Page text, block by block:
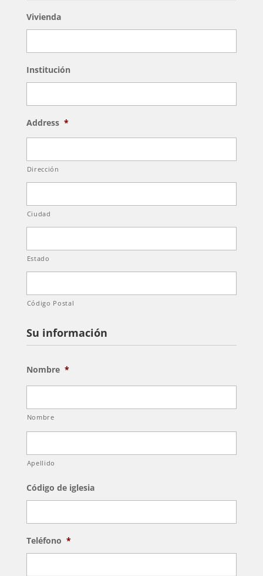
Vivienda
Institución
Address *
Dirección
Ciudad
Estado
Código Postal
Su información
Nombre *
Nombre
Apellido
Código de iglesia
Teléfono *